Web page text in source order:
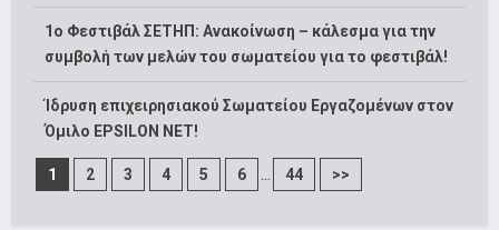
1o Φεστιβάλ ΣΕΤΗΠ: Ανακοίνωση – κάλεσμα για την
συμβολή των μελών του σωματείου για το φεστιβάλ!
Ίδρυση επιχειρησιακού Σωματείου Εργαζομένων στον
Όμιλο EPSILON NET!
1 2 3 4 5 6 44 >>